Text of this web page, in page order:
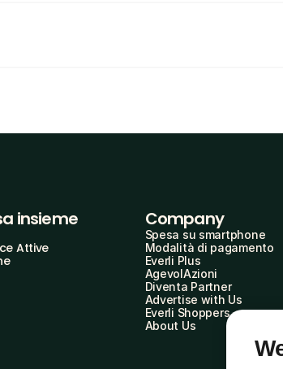
insieme
Attive
Company
Spesa su smartphone
Modalità di pagamento
Everli Plus
AgevolAzioni
Diventa Partner
Advertise with Us
Everli Shoppers
About Us